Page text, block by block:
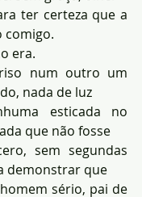
ter certeza que a
comigo.
era.
num outro um
nada de luz
esticada no
que não fosse
sem segundas
demonstrar que
sério, pai de